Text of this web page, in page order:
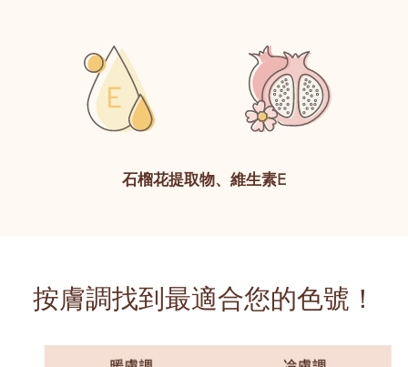
石榴花提取物、維生素E
按膚調找到最適合您的色號！